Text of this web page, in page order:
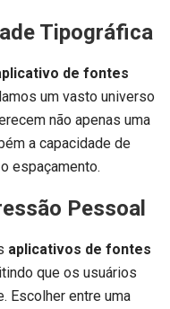
Tipográfica
de fontes
um vasto universo
não apenas uma
a capacidade de
espaçamento.
Pessoal
aplicativos de fontes
que os usuários
Escolher entre uma